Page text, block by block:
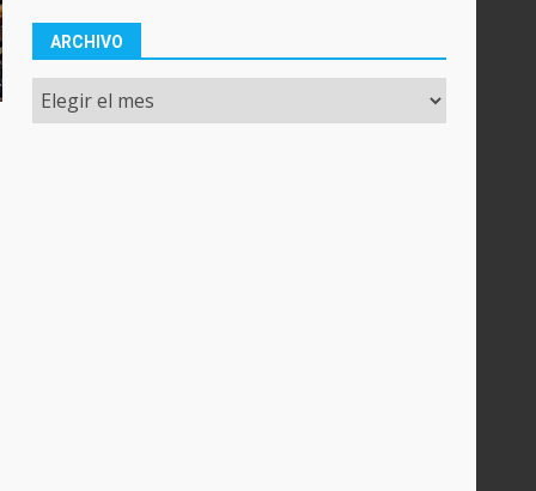
ARCHIVO
Archivo